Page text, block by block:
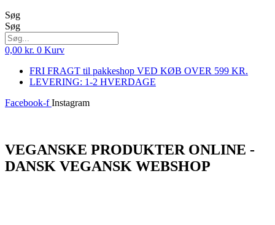
Søg
Søg
0,00 kr. 0 Kurv
FRI FRAGT til pakkeshop VED KØB OVER 599 KR.
LEVERING: 1-2 HVERDAGE
Facebook-f Instagram
VEGANSKE PRODUKTER ONLINE -
DANSK VEGANSK WEBSHOP